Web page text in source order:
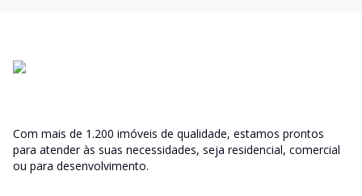
Com mais de 1.200 imóveis de qualidade, estamos prontos
para atender às suas necessidades, seja residencial, comercial
ou para desenvolvimento.